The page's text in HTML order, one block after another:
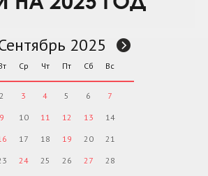
2025
Ср Чт Пт Сб Вс
2 3 4 5 6 7
9 10 11 12 13 14
17 18 19 20 21
24 25 26 27 28